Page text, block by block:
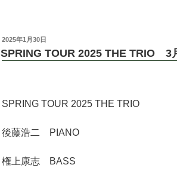
2025年1月30日
SPRING TOUR 2025 THE TRIO 3
SPRING TOUR 2025 THE TRIO
後藤浩二 PIANO
権上康志 BASS